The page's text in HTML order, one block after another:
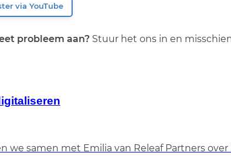
via YouTube
probleem aan? Stuur het ons in en
we samen met Emilia van Releaf Partners